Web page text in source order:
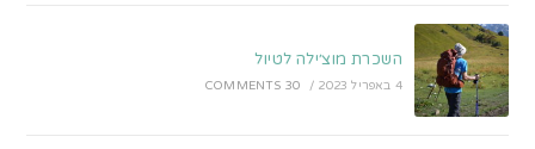
השכרת מוצ׳ילה לטיול
4 באפריל 2023 /
30 COMMENTS